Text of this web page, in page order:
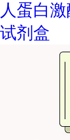
人蛋白
试剂盒